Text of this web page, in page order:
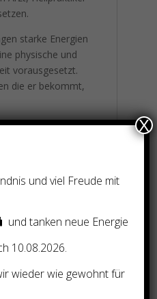
starke Energien
physische und
vorausgesetzt.
die er bekommt,
für „THE
DEFENSE FIELD
und viel Freude mit
und tanken neue Energie
10.08.2026.
wieder wie gewohnt für
X